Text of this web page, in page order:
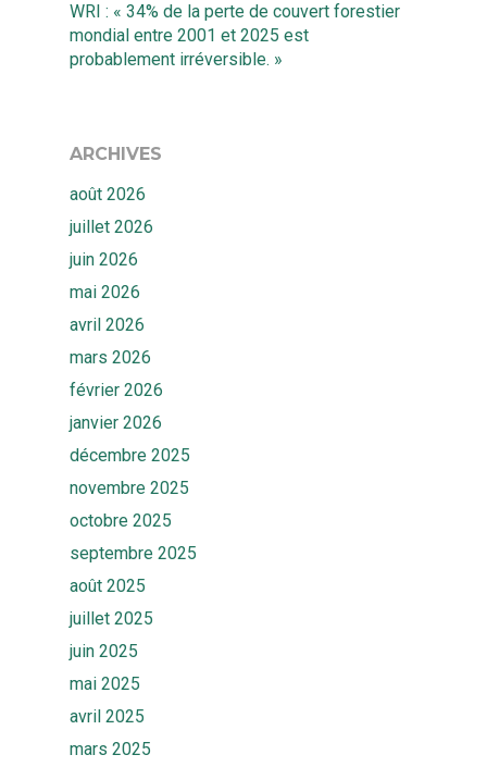
WRI : « 34% de la perte de couvert forestier
mondial entre 2001 et 2025 est
probablement irréversible. »
ARCHIVES
août 2026
juillet 2026
juin 2026
mai 2026
avril 2026
mars 2026
février 2026
janvier 2026
décembre 2025
novembre 2025
octobre 2025
septembre 2025
août 2025
juillet 2025
juin 2025
mai 2025
avril 2025
mars 2025